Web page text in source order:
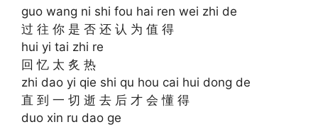
guo wang ni shi fou hai ren wei zhi de
过 往 你 是 否 还 认 为 值 得
hui yi tai zhi re
回 忆 太 炙 热
zhi dao yi qie shi qu hou cai hui dong de
直 到 一 切 逝 去 后 才 会 懂 得
duo xin ru dao ge